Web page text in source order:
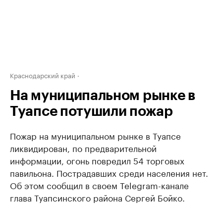
Краснодарский край
На муниципальном рынке в
Туапсе потушили пожар
Пожар на муниципальном рынке в Туапсе
ликвидирован, по предварительной
информации, огонь повредил 54 торговых
павильона. Пострадавших среди населения нет.
Об этом сообщил в своем Telegram-канале
глава Туапсинского района Сергей Бойко.